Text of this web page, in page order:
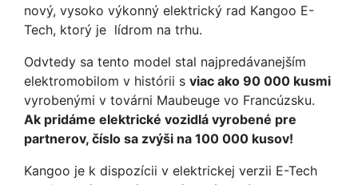
nový, vysoko výkonný elektrický rad Kangoo E-
Tech, ktorý je lídrom na trhu.
Odvtedy sa tento model stal najpredávanejším
elektromobilom v histórii s viac ako 90 000 kusmi
vyrobenými v továrni Maubeuge vo Francúzsku.
Ak pridáme elektrické vozidlá vyrobené pre
partnerov, číslo sa zvýši na 100 000 kusov!
Kangoo je k dispozícii v elektrickej verzii E-Tech